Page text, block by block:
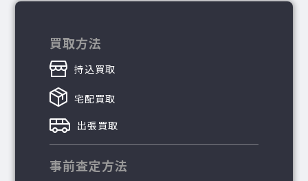
買取方法
持込買取
宅配買取
出張買取
事前査定方法